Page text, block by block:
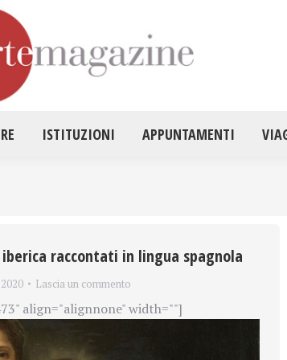
ISTITUZIONI APPUNTAMENTI
raccontati in lingua spagnola
Lascia un commento
align="alignnone" width=""]
HOME